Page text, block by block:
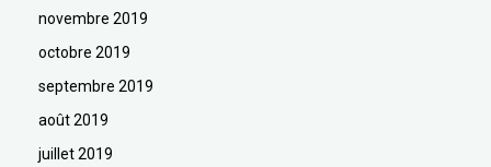
novembre 2019
octobre 2019
septembre 2019
août 2019
juillet 2019